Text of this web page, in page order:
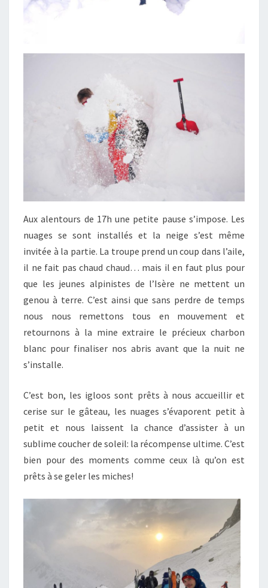
Aux alentours de 17h une petite pause s’impose. Les
nuages se sont installés et la neige s’est même
invitée à la partie. La troupe prend un coup dans l’aile,
il ne fait pas chaud chaud… mais il en faut plus pour
que les jeunes alpinistes de l’Isère ne mettent un
genou à terre. C’est ainsi que sans perdre de temps
nous nous remettons tous en mouvement et
retournons à la mine extraire le précieux charbon
blanc pour finaliser nos abris avant que la nuit ne
s’installe.
C’est bon, les igloos sont prêts à nous accueillir et
cerise sur le gâteau, les nuages s’évaporent petit à
petit et nous laissent la chance d’assister à un
sublime coucher de soleil: la récompense ultime. C’est
bien pour des moments comme ceux là qu’on est
prêts à se geler les miches!